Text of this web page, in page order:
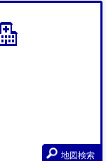
地図検索